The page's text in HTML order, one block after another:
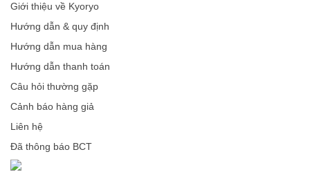
Giới thiệu về Kyoryo
Hướng dẫn & quy định
Hướng dẫn mua hàng
Hướng dẫn thanh toán
Câu hỏi thường gặp
Cảnh báo hàng giả
Liên hệ
Đã thông báo BCT